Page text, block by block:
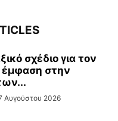
σχέδιο για τον
έμφαση στην
Αυγούστου 2026